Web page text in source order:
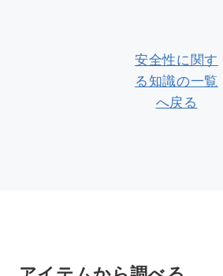
安全性に関す
る知識の一覧
へ戻る